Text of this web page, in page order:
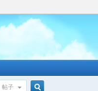
帖子